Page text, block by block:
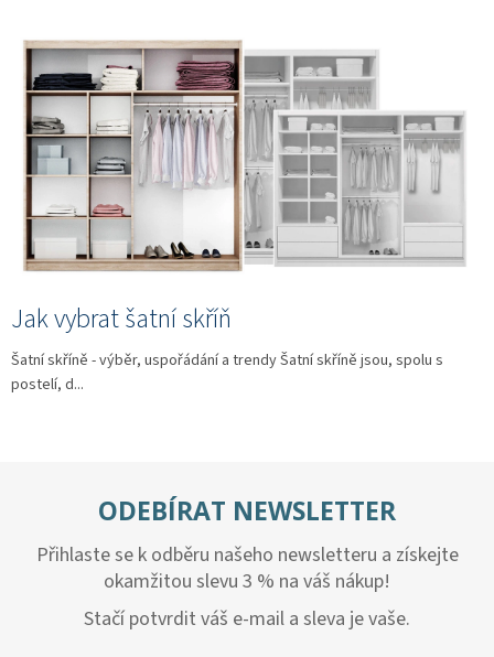
Jak vybrat šatní skříň
Šatní skříně - výběr, uspořádání a trendy Šatní skříně jsou, spolu s
postelí, d...
ODEBÍRAT NEWSLETTER
Přihlaste se k odběru našeho newsletteru a získejte
okamžitou slevu 3 % na váš nákup!
Stačí potvrdit váš e-mail a sleva je vaše.